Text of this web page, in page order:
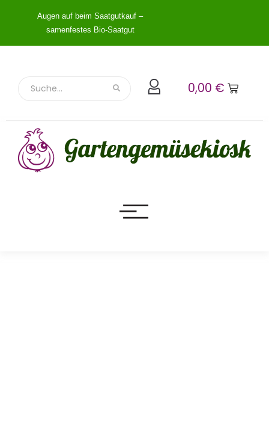
Augen auf beim Saatgutkauf –
samenfestes Bio-Saatgut
0,00 €